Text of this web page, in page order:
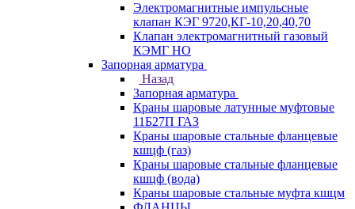
Электромагнитные импульсные
клапан КЭГ 9720,КГ-10,20,40,70
Клапан электромагнитный газовый
КЭМГ НО
Запорная арматура
Назад
Запорная арматура
Краны шаровые латунные муфтовые
11Б27П ГАЗ
Краны шаровые стальные фланцевые
кшцф (газ)
Краны шаровые стальные фланцевые
кшцф (вода)
Краны шаровые стальные муфта кшцм